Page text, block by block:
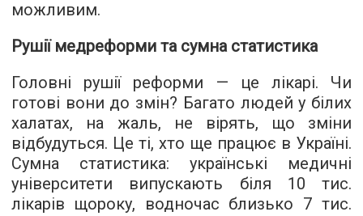
можливим.
Рушії медреформи та сумна статистика
Головні рушії реформи — це лікарі. Чи
готові вони до змін? Багато людей у білих
халатах, на жаль, не вірять, що зміни
відбудуться. Це ті, хто ще працює в Україні.
Сумна статистика: українські медичні
університети випускають біля 10 тис.
лікарів щороку, водночас близько 7 тис.